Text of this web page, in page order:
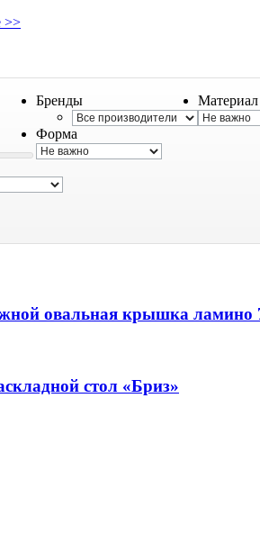
>>
Бренды Материал
Форма
овальная крышка ламино
стол «Бриз»